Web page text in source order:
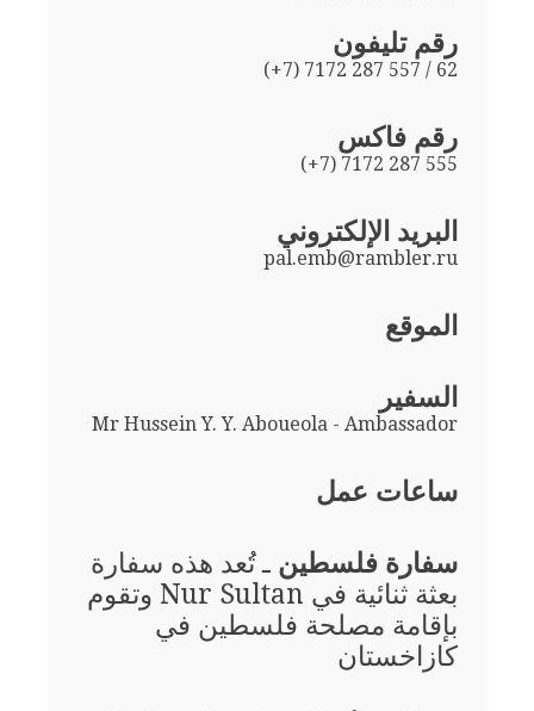
رقم تليفون
(+7) 7172 287 557 / 62
رقم فاكس
(+7) 7172 287 555
البريد الإلكتروني
pal.emb@rambler.ru
الموقع
السفير
Mr Hussein Y. Y. Aboueola - Ambassador
ساعات عمل
سفارة فلسطين ـ تُعد هذه سفارة
بعثة ثنائية في Nur Sultan وتقوم
بإقامة مصلحة فلسطين في
كازاخستان